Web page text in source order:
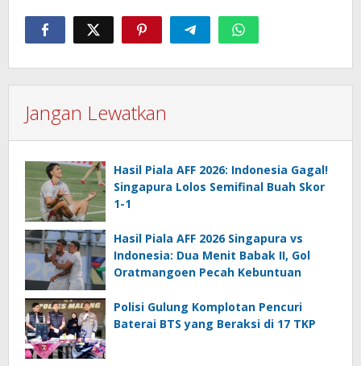
Jangan Lewatkan
Hasil Piala AFF 2026: Indonesia Gagal!
Singapura Lolos Semifinal Buah Skor
1-1
Hasil Piala AFF 2026 Singapura vs
Indonesia: Dua Menit Babak II, Gol
Oratmangoen Pecah Kebuntuan
Polisi Gulung Komplotan Pencuri
Baterai BTS yang Beraksi di 17 TKP